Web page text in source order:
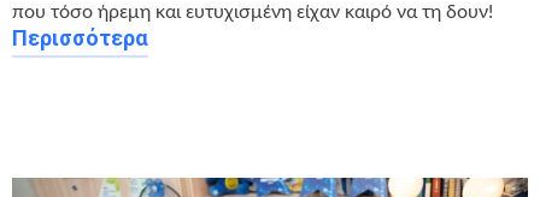
που τόσο ήρεμη και ευτυχισμένη είχαν καιρό να τη δουν!
Περισσότερα